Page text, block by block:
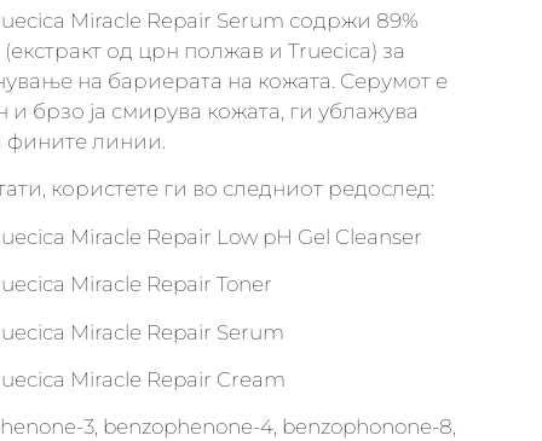
Miracle Repair Serum содржи 89%
од црн полжав и Truecica) за
на бариерата на кожата. Серумот е
и брзо ја смирува кожата, ги ублажува
фините линии.
користете ги во следниот редослед:
Miracle Repair Low pH Gel Cleanser
Miracle Repair Toner
Miracle Repair Serum
Miracle Repair Cream
3, benzophenone-4, benzophonone-8,